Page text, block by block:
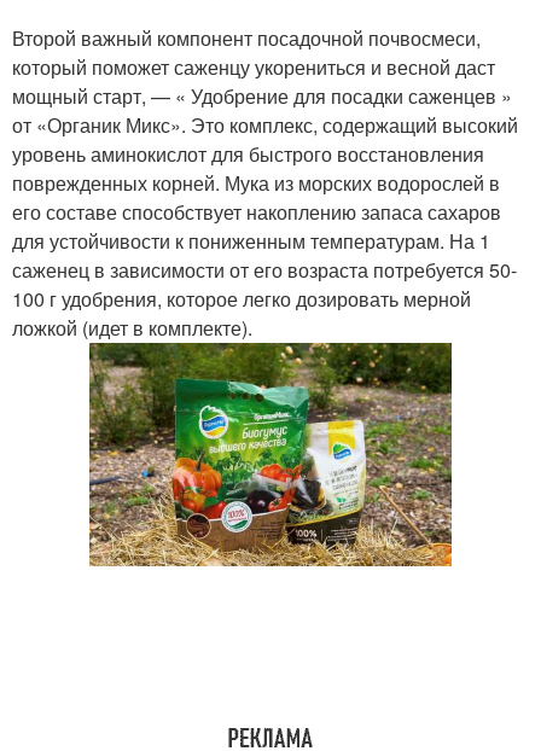
Второй важный компонент посадочной почвосмеси,
который поможет саженцу укорениться и весной даст
мощный старт, — « Удобрение для посадки саженцев »
от «Органик Микс». Это комплекс, содержащий высокий
уровень аминокислот для быстрого восстановления
поврежденных корней. Мука из морских водорослей в
его составе способствует накоплению запаса сахаров
для устойчивости к пониженным температурам. На 1
саженец в зависимости от его возраста потребуется 50-
100 г удобрения, которое легко дозировать мерной
ложкой (идет в комплекте).